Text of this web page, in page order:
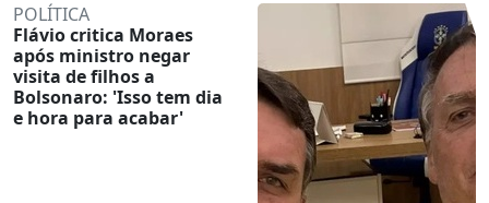
POLÍTICA
Flávio critica Moraes
após ministro negar
visita de filhos a
Bolsonaro: 'Isso tem dia
e hora para acabar'